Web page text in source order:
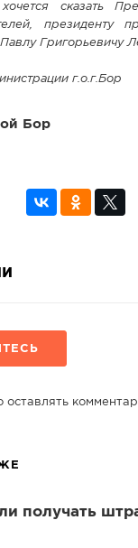
сказать
президенту
Григорьевичу
г.о.г.Бор
Бор
получать